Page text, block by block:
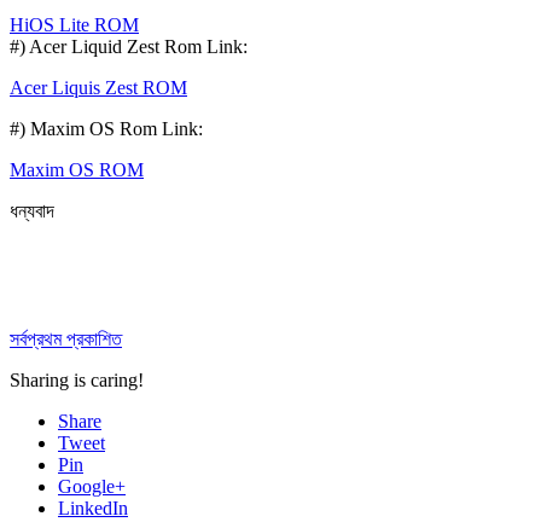
HiOS Lite ROM
#) Acer Liquid Zest Rom Link:
Acer Liquis Zest ROM
#) Maxim OS Rom Link:
Maxim OS ROM
ধন্যবাদ
সর্বপ্রথম প্রকাশিত
Sharing is caring!
Share
Tweet
Pin
Google+
LinkedIn